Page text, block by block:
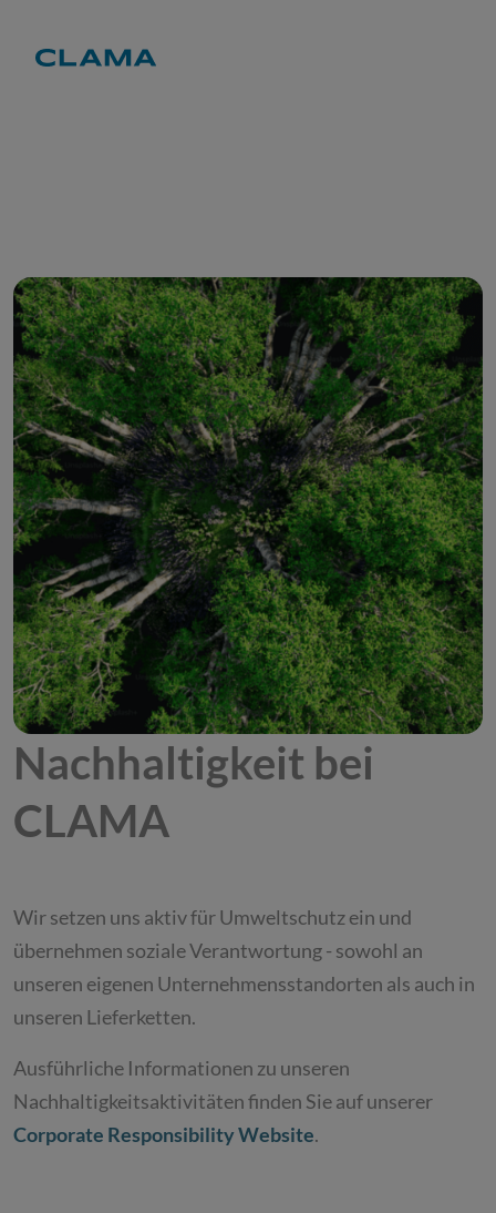
Nachhaltigkeit bei
CLAMA
Wir setzen uns aktiv für Umweltschutz ein und
übernehmen soziale Verantwortung - sowohl an
unseren eigenen Unternehmensstandorten als auch in
unseren Lieferketten.
Ausführliche Informationen zu unseren
Nachhaltigkeitsaktivitäten finden Sie auf unserer
Corporate Responsibility Website.